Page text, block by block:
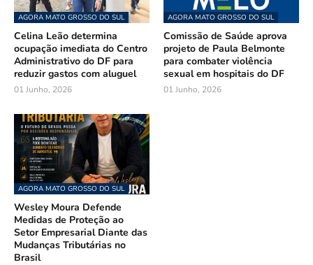
AGORA MATO GROSSO DO SUL
Celina Leão determina
ocupação imediata do Centro
Administrativo do DF para
reduzir gastos com aluguel
01 Junho, 2026
AGORA MATO GROSSO DO SUL
Comissão de Saúde aprova
projeto de Paula Belmonte
para combater violência
sexual em hospitais do DF
01 Junho, 2026
AGORA MATO GROSSO DO SUL
Wesley Moura Defende
Medidas de Proteção ao
Setor Empresarial Diante das
Mudanças Tributárias no
Brasil